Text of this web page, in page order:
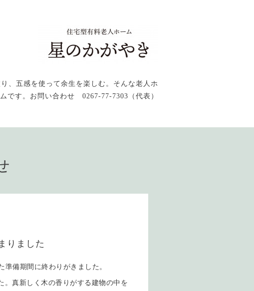
、五感を使って余生を楽しむ。そんな老人ホ
です。お問い合わせ 0267-77-7303（代表）
りました
備期間に終わりがきました。
。真新しく木の香りがする建物の中を